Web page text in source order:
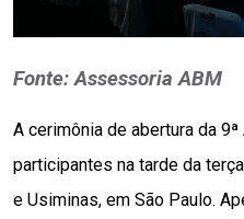
Fonte: Assessoria ABM
A cerimônia de abertura da
participantes na tarde da
e Usiminas, em São Paulo.